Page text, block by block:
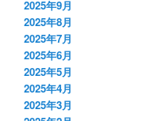
2025年9月
2025年8月
2025年7月
2025年6月
2025年5月
2025年4月
2025年3月